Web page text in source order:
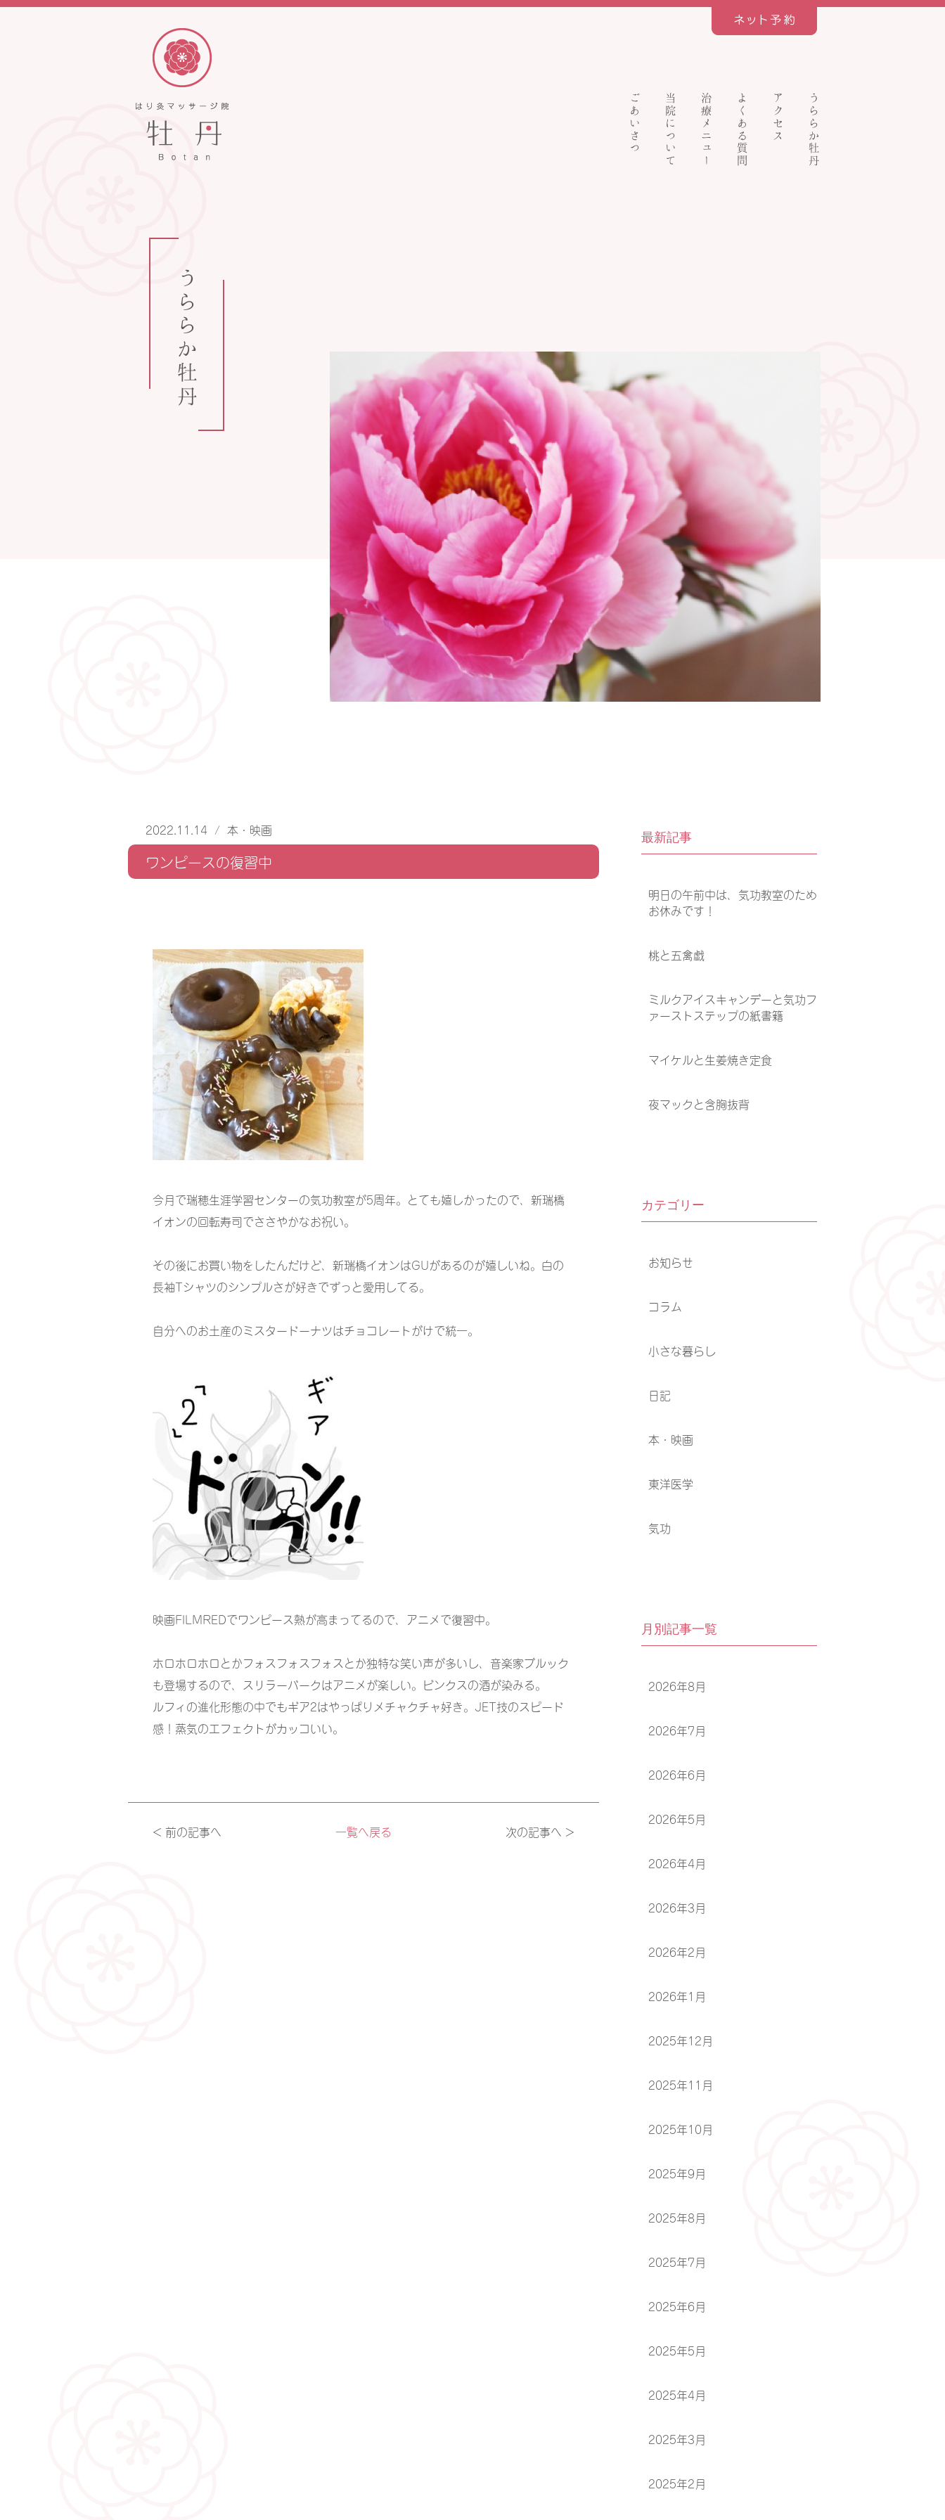
ごあいさつ 当院について 治療メニュー よくある質問 アクセス うららか牡丹
うららか牡丹
2022.11.14 / 本・映画
ワンピースの復習中
今月で瑞穂生涯学習センターの気功教室が5周年。とても嬉しかったので、新瑞橋
イオンの回転寿司でささやかなお祝い。
その後にお買い物をしたんだけど、新瑞橋イオンはGUがあるのが嬉しいね。白の
長袖Tシャツのシンプルさが好きでずっと愛用してる。
自分へのお土産のミスタードーナツはチョコレートがけで統一。
映画FILMREDでワンピース熱が高まってるので、アニメで復習中。
ホロホロホロとかフォスフォスフォスとか独特な笑い声が多いし、音楽家ブルック
も登場するので、スリラーバークはアニメが楽しい。ビンクスの酒が染みる。
ルフィの進化形態の中でもギア2はやっぱりメチャクチャ好き。JET技のスピード
感！蒸気のエフェクトがカッコいい。
< 前の記事へ 一覧へ戻る 次の記事へ >
最新記事
明日の午前中は、気功教室のため
お休みです！
桃と五禽戯
ミルクアイスキャンデーと気功フ
ァーストステップの紙書籍
マイケルと生姜焼き定食
夜マックと含胸抜背
カテゴリー
お知らせ
コラム
小さな暮らし
日記
本・映画
東洋医学
気功
月別記事一覧
2026年8月
2026年7月
2026年6月
2026年5月
2026年4月
2026年3月
2026年2月
2026年1月
2025年12月
2025年11月
2025年10月
2025年9月
2025年8月
2025年7月
2025年6月
2025年5月
2025年4月
2025年3月
2025年2月